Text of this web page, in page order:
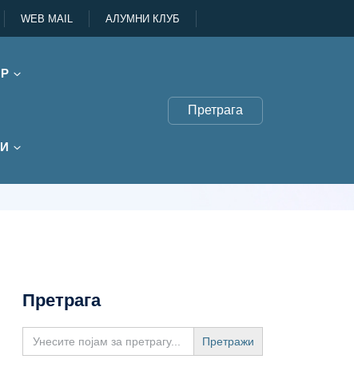
WEB MAIL АЛУМНИ КЛУБ
Претрага
Претрага
Search
for: